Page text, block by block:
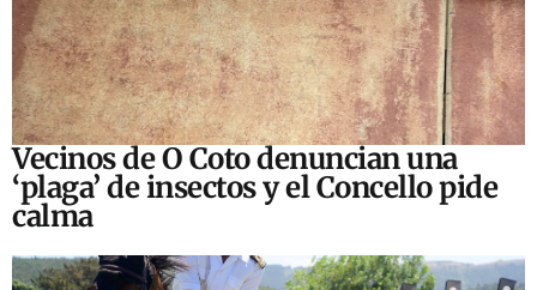
Vecinos de O Coto denuncian una
‘plaga’ de insectos y el Concello pide
calma